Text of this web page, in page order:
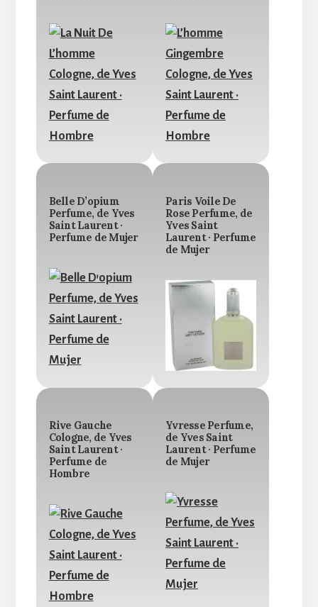
Belle D’opium
Perfume, de Yves
Saint Laurent ·
Perfume de Mujer
Paris Voile De
Rose Perfume, de
Yves Saint
Laurent · Perfume
de Mujer
Rive Gauche
Cologne, de Yves
Saint Laurent ·
Perfume de
Hombre
Yvresse Perfume,
de Yves Saint
Laurent · Perfume
de Mujer